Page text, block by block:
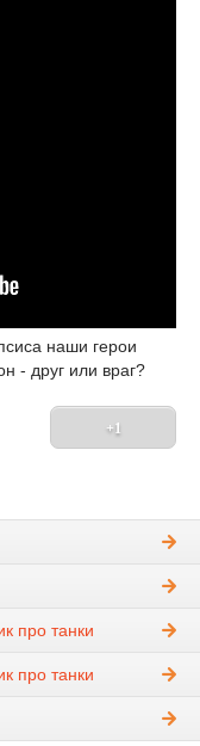
наши герои
- друг или враг?
+1
про танки
про танки